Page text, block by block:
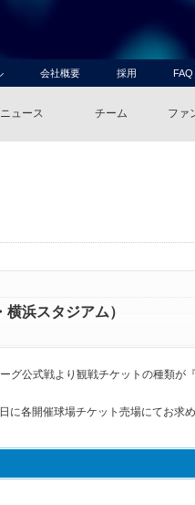
FAQ
採用
会社概要
ファ
チーム
ニュース
浜スタジアム）
公式戦より観戦チケットの種類が
各開催球場チケット売場にてお求め